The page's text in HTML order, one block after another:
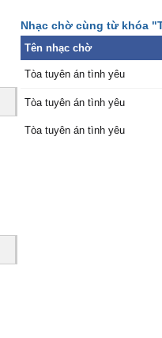
Nhạc chờ cùng từ khóa
Tên nhạc chờ
Tòa tuyên án tình yêu
Tòa tuyên án tình yêu
Tòa tuyên án tình yêu